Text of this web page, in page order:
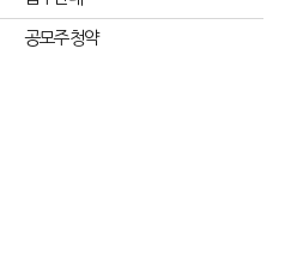
공모주 청약